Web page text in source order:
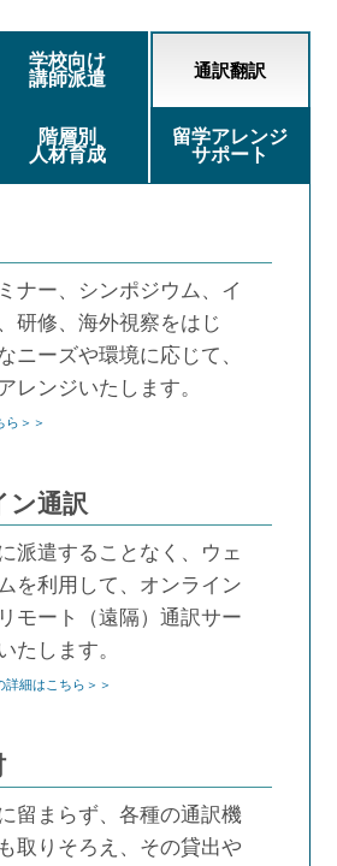
学校向け
講師派遣
通訳翻訳
階層別
人材育成
留学アレンジ
サポート
ナー、シンポジウム、イ
研修、海外視察をはじ
ニーズや環境に応じて、
レンジいたします。
ら＞＞
ン通訳
派遣することなく、ウェ
を利用して、オンライン
モート（遠隔）通訳サー
たします。
詳細はこちら＞＞
留まらず、各種の通訳機
取りそろえ、その貸出や